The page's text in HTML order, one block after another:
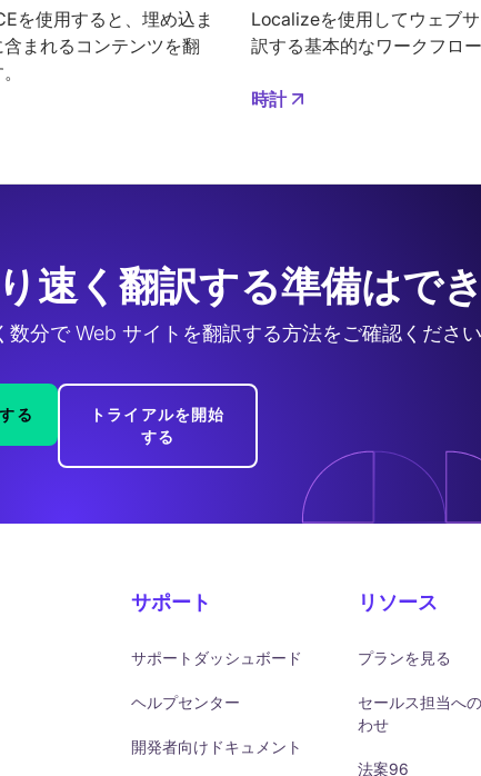
を使用すると、埋め込ま
まれるコンテンツを翻
Localizeを使用してウェブ
訳する基本的なワークフロー
時計
速く翻訳する準備はで
分で Web サイトを翻訳する方法をご確認ください
る
トライアルを開始
する
サポート
サポートダッシュボード
ヘルプセンター
開発者向けドキュメント
リソース
プランを見る
セールス担当へ
わせ
法案96